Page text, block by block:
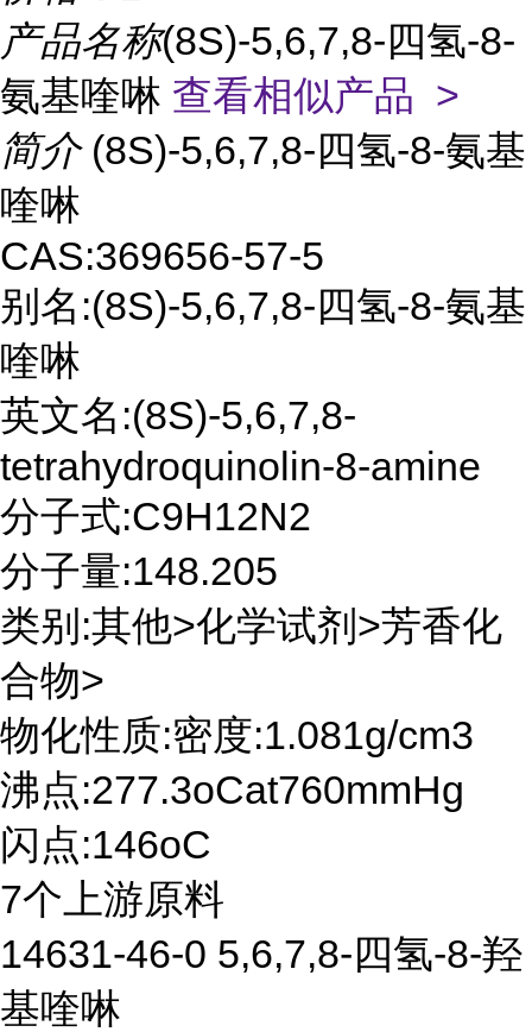
产品名称(8S)-5,6,7,8-四氢-8-
氨基喹啉 查看相似产品 >
简介 (8S)-5,6,7,8-四氢-8-氨基
喹啉
CAS:369656-57-5
别名:(8S)-5,6,7,8-四氢-8-氨基
喹啉
英文名:(8S)-5,6,7,8-
tetrahydroquinolin-8-amine
分子式:C9H12N2
分子量:148.205
类别:其他>化学试剂>芳香化
合物>
物化性质:密度:1.081g/cm3
沸点:277.3oCat760mmHg
闪点:146oC
7个上游原料
14631-46-0 5,6,7,8-四氢-8-羟
基喹啉